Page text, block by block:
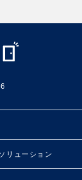
リューション